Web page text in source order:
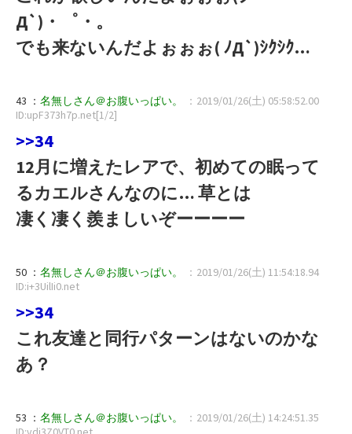
Д`)・゜・。
でも来ないんだよぉぉぉ( ﾉД`)ｼｸｼｸ…
43 ： 名無しさん＠お腹いっぱい。
：2019/01/26(土) 05:58:52.00
ID:upF373h7p.net[1/2]
>>34
12月に増えたレアで、初めての眠って
るカエルさんなのに… 草とは
凄く凄く羨ましいぞーーーー
50 ： 名無しさん＠お腹いっぱい。
：2019/01/26(土) 11:54:18.94
ID:i+3UilIi0.net
>>34
これ友達と同行パターンはないのかな
あ？
53 ： 名無しさん＠お腹いっぱい。
：2019/01/26(土) 14:24:51.35